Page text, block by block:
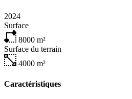
2024
Surface
8000 m²
Surface du terrain
4000 m²
Caractéristiques